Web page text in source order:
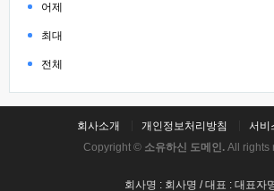
어제
최대
전체
회사소개 개인정보처리방침
서비
Copyright © 소유하신 도메인. All rights
회사명 : 회사명 / 대표 : 대표자